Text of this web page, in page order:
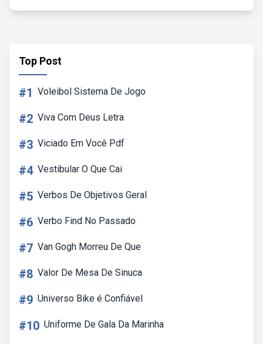
Top Post
#1 Voleibol Sistema De Jogo
#2 Viva Com Deus Letra
#3 Viciado Em Você Pdf
#4 Vestibular O Que Cai
#5 Verbos De Objetivos Geral
#6 Verbo Find No Passado
#7 Van Gogh Morreu De Que
#8 Valor De Mesa De Sinuca
#9 Universo Bike é Confiável
#10 Uniforme De Gala Da Marinha